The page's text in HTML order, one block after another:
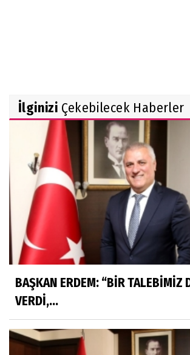
İlginizi Çekebilecek Haberler
BAŞKAN ERDEM: “BİR TALEBİMİZ
VERDİ,...